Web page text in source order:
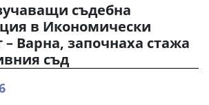
съдебна
в Икономически
– Варна, започнаха стажа
съд